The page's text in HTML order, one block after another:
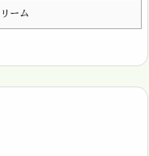
ーム